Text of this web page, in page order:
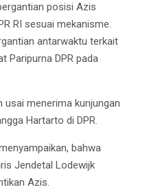
posisi Azis
RI sesuai mekanisme.
antarwaktu terkait
Paripurna DPR pada
usai menerima kunjungan
Hartarto di DPR.
bahwa
Jendetal Lodewijk
Azis.